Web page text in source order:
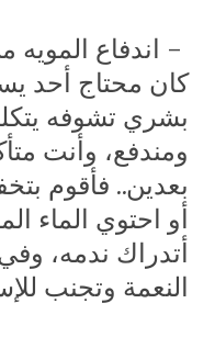
- اندفاع
كان محتاج أحد
بشري تشوفه
ومندفع، وأنت
بعدين.. فأقوم
أو احتوي الماء
أتدراك ندمه،
النعمة وتجنب